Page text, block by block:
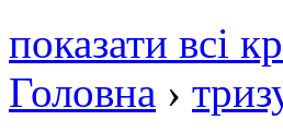
показати всі
Головна ›